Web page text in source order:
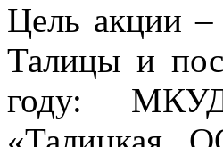
Цель акции –
Талицы и
году: МКУДО